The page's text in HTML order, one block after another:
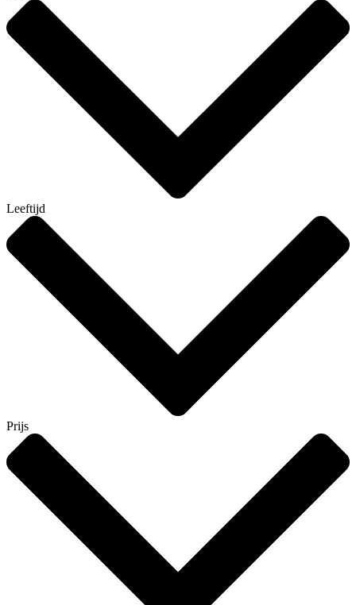
Leeftijd
Prijs